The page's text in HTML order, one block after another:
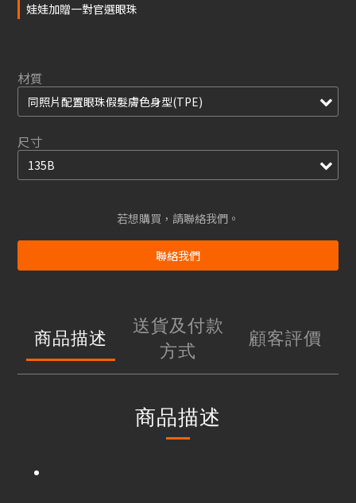
娃娃加贈一對官選眼珠
材質
尺寸
若想購買，請聯絡我們。
聯絡我們
商品描述
送貨及付款
方式
顧客評價
商品描述